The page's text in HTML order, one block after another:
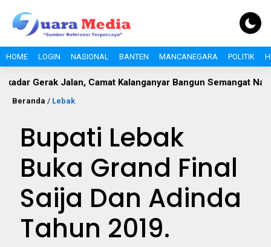
HOME LOGIN NASIONAL BANTEN MANCANEGARA POLITIK
Jalan, Camat Kalanganyar Bangun Semangat Nasionalisme
Beranda / Lebak
Bupati Lebak
Buka Grand Final
Saija Dan Adinda
Tahun 2019.